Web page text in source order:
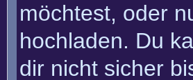
möchtest, oder
hochladen. Du
dir nicht sicher